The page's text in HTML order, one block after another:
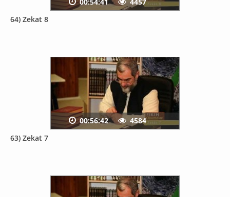
64) Zekat 8
63) Zekat 7
00:56:42 4584